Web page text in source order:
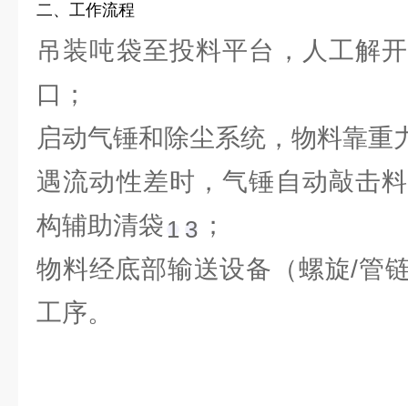
二、工作流程
吊装吨袋至投料平台，人工解
口；
启动气锤和除尘系统，物料靠重
遇流动性差时，气锤自动敲击
构辅助清袋‌ 1 3 ；
物料经底部输送设备（螺旋/管
工序。